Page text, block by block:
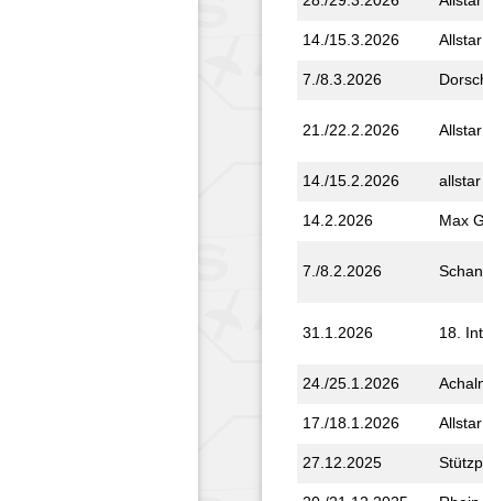
14./15.3.2026
7./8.3.2026
21./22.2.2026
14./15.2.2026
14.2.2026 Max
7./8.2.2026
31.1.2026 18.
24./25.1.2026
17./18.1.2026
27.12.2025